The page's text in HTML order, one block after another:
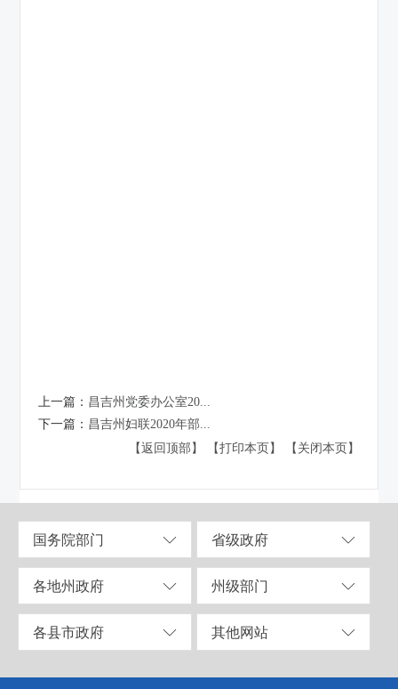
上一篇： 昌吉州党委办公室20...
下一篇： 昌吉州妇联2020年部...
【返回顶部】
【打印本页】 【关闭本页】
国务院部门 省级政府
各地州政府 州级部门
各县市政府 其他网站